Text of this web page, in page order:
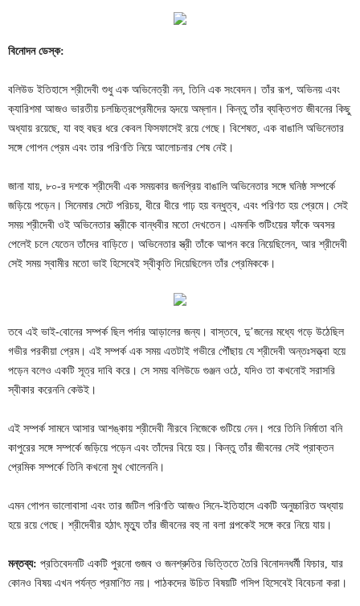
বিনোদন ডেস্ক:
বলিউড ইতিহাসে শ্রীদেবী শুধু এক অভিনেত্রী নন, তিনি এক সংবেদন। তাঁর রূপ, অভিনয় এবং
ক্যারিশমা আজও ভারতীয় চলচ্চিত্রপ্রেমীদের হৃদয়ে অম্লান। কিন্তু তাঁর ব্যক্তিগত জীবনের কিছু
অধ্যায় রয়েছে, যা বহু বছর ধরে কেবল ফিসফাসেই রয়ে গেছে। বিশেষত, এক বাঙালি অভিনেতার
সঙ্গে গোপন প্রেম এবং তার পরিণতি নিয়ে আলোচনার শেষ নেই।
জানা যায়, ৮০-র দশকে শ্রীদেবী এক সময়কার জনপ্রিয় বাঙালি অভিনেতার সঙ্গে ঘনিষ্ঠ সম্পর্কে
জড়িয়ে পড়েন। সিনেমার সেটে পরিচয়, ধীরে ধীরে গাঢ় হয় বন্ধুত্ব, এবং পরিণত হয় প্রেমে। সেই
সময় শ্রীদেবী ওই অভিনেতার স্ত্রীকে বান্ধবীর মতো দেখতেন। এমনকি শুটিংয়ের ফাঁকে অবসর
পেলেই চলে যেতেন তাঁদের বাড়িতে। অভিনেতার স্ত্রী তাঁকে আপন করে নিয়েছিলেন, আর শ্রীদেবী
সেই সময় স্বামীর মতো ভাই হিসেবেই স্বীকৃতি দিয়েছিলেন তাঁর প্রেমিককে।
তবে এই ভাই-বোনের সম্পর্ক ছিল পর্দার আড়ালের জন্য। বাস্তবে, দু’জনের মধ্যে গড়ে উঠেছিল
গভীর পরকীয়া প্রেম। এই সম্পর্ক এক সময় এতটাই গভীরে পৌঁছায় যে শ্রীদেবী অন্তঃসত্ত্বা হয়ে
পড়েন বলেও একটি সূত্র দাবি করে। সে সময় বলিউডে গুঞ্জন ওঠে, যদিও তা কখনোই সরাসরি
স্বীকার করেননি কেউই।
এই সম্পর্ক সামনে আসার আশঙ্কায় শ্রীদেবী নীরবে নিজেকে গুটিয়ে নেন। পরে তিনি নির্মাতা বনি
কাপুরের সঙ্গে সম্পর্কে জড়িয়ে পড়েন এবং তাঁদের বিয়ে হয়। কিন্তু তাঁর জীবনের সেই প্রাক্তন
প্রেমিক সম্পর্কে তিনি কখনো মুখ খোলেননি।
এমন গোপন ভালোবাসা এবং তার জটিল পরিণতি আজও সিনে-ইতিহাসে একটি অনুচ্চারিত অধ্যায়
হয়ে রয়ে গেছে। শ্রীদেবীর হঠাৎ মৃত্যু তাঁর জীবনের বহু না বলা গল্পকেই সঙ্গে করে নিয়ে যায়।
মন্তব্য: প্রতিবেদনটি একটি পুরনো গুজব ও জনশ্রুতির ভিত্তিতে তৈরি বিনোদনধর্মী ফিচার, যার
কোনও বিষয় এখন পর্যন্ত প্রমাণিত নয়। পাঠকদের উচিত বিষয়টি গসিপ হিসেবেই বিবেচনা করা।